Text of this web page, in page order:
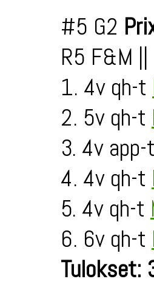
#5 G2
R5 F&M
1. 4v qh-t
2. 5v qh-t
3. 4v app-t
4. 4v qh-t
5. 4v qh-t
6. 6v qh-t
Tulokset: